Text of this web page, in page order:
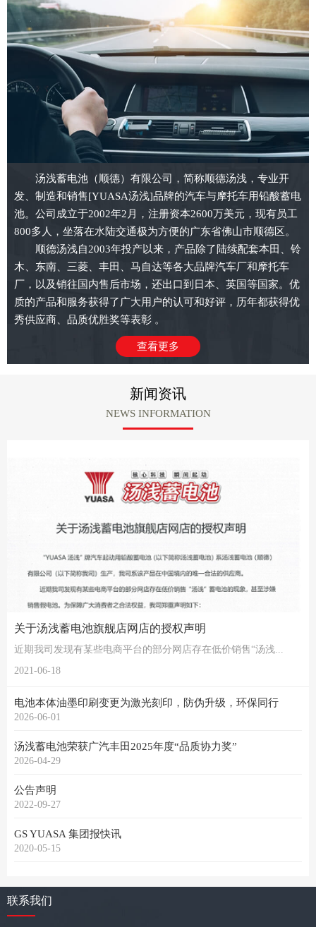
汤浅蓄电池（顺德）有限公司，简称顺德汤浅，专业开
发、制造和销售[YUASA汤浅]品牌的汽车与摩托车用铅酸蓄电
池。公司成立于2002年2月，注册资本2600万美元，现有员工
800多人，坐落在水陆交通极为方便的广东省佛山市顺德区。
顺德汤浅自2003年投产以来，产品除了陆续配套本田、铃
木、东南、三菱、丰田、马自达等各大品牌汽车厂和摩托车
厂，以及销往国内售后市场，还出口到日本、英国等国家。优
质的产品和服务获得了广大用户的认可和好评，历年都获得优
秀供应商、品质优胜奖等表彰 。
查看更多
新闻资讯
NEWS INFORMATION
关于汤浅蓄电池旗舰店网店的授权声明
近期我司发现有某些电商平台的部分网店存在低价销售“汤浅...
2021-06-18
电池本体油墨印刷变更为激光刻印，防伪升级，环保同行
2026-06-01
汤浅蓄电池荣获广汽丰田2025年度“品质协力奖”
2026-04-29
公告声明
2022-09-27
GS YUASA 集团报快讯
2020-05-15
联系我们